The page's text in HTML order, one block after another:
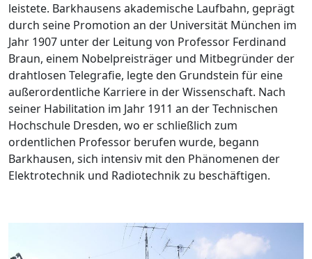
leistete. Barkhausens akademische Laufbahn, geprägt
durch seine Promotion an der Universität München im
Jahr 1907 unter der Leitung von Professor Ferdinand
Braun, einem Nobelpreisträger und Mitbegründer der
drahtlosen Telegrafie, legte den Grundstein für eine
außerordentliche Karriere in der Wissenschaft. Nach
seiner Habilitation im Jahr 1911 an der Technischen
Hochschule Dresden, wo er schließlich zum
ordentlichen Professor berufen wurde, begann
Barkhausen, sich intensiv mit den Phänomenen der
Elektrotechnik und Radiotechnik zu beschäftigen.